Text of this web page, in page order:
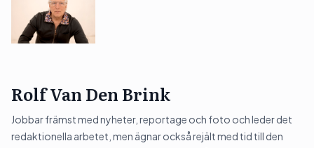
Rolf Van Den Brink
Jobbar främst med nyheter, reportage och foto och leder det
redaktionella arbetet, men ägnar också rejält med tid till den